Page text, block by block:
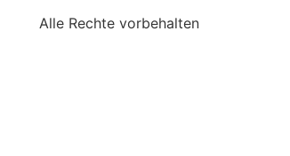
Alle Rechte vorbehalten